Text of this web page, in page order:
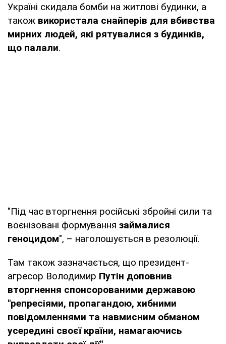
Україні скидала бомби на житлові будинки, а
також використала снайперів для вбивства
мирних людей, які рятувалися з будинків,
що палали.
"Під час вторгнення російські збройні сили та
воєнізовані формування займалися
геноцидом", – наголошується в резолюції.
Там також зазначається, що президент-
агресор Володимир Путін доповнив
вторгнення спонсорованими державою
"репресіями, пропагандою, хибними
повідомленнями та навмисним обманом
усередині своєї країни, намагаючись